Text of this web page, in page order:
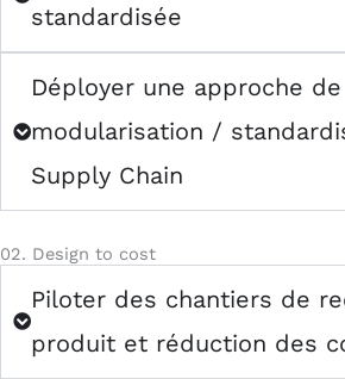
standardisée
Déployer une approche de
modularisation /
Supply Chain
02. Design to cost
Piloter des chantiers de
produit et réduction des